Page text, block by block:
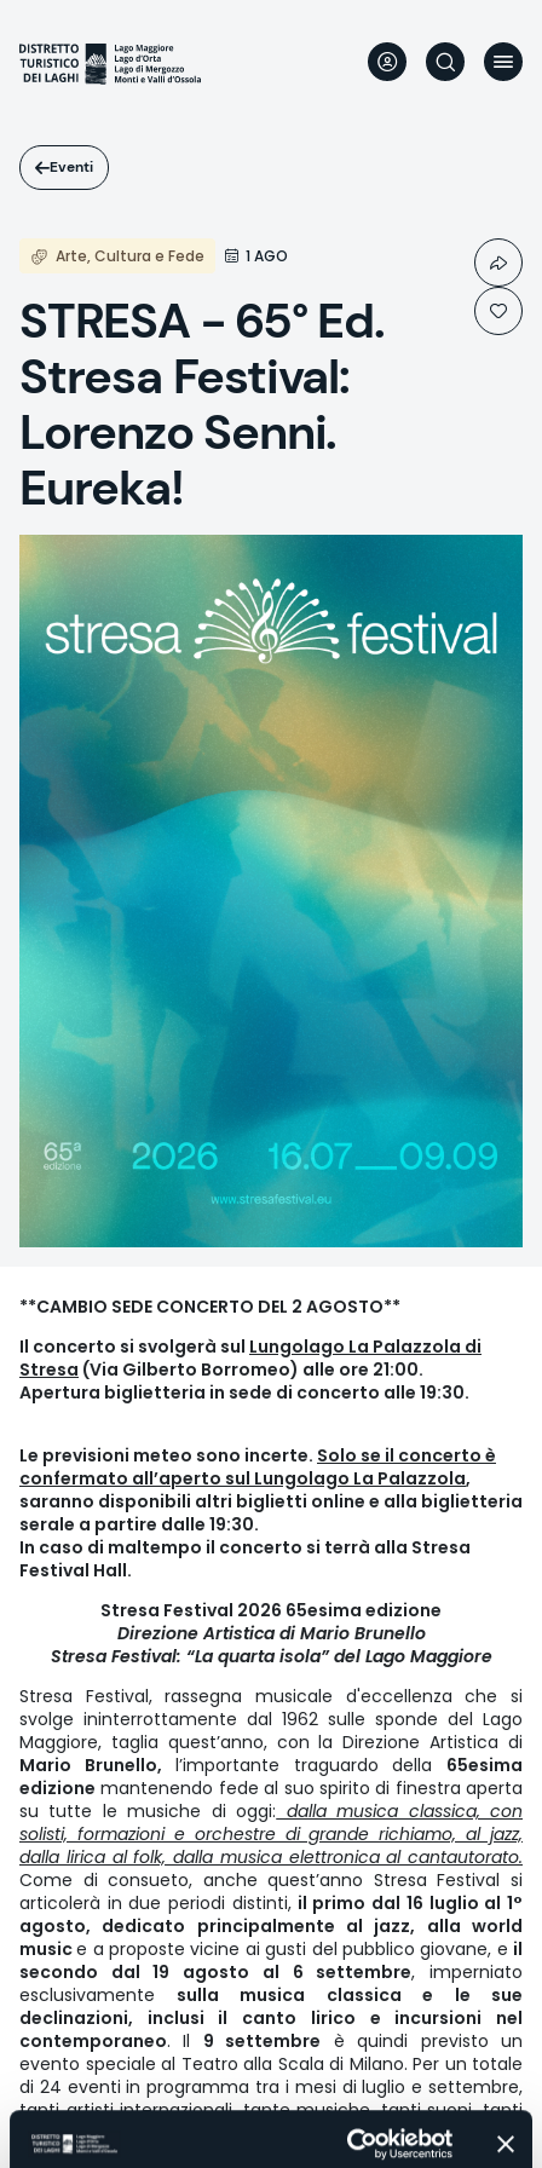
contenuto
principale
Eventi
Arte, Cultura e Fede 1 AGO
STRESA - 65° Ed.
Stresa Festival:
Lorenzo Senni.
Eureka!
**CAMBIO SEDE CONCERTO DEL 2 AGOSTO**
Il concerto si svolgerà sul Lungolago La Palazzola di
Stresa (Via Gilberto Borromeo) alle ore 21:00.
Apertura biglietteria in sede di concerto alle 19:30.
Le previsioni meteo sono incerte. Solo se il concerto è
confermato all’aperto sul Lungolago La Palazzola,
saranno disponibili altri biglietti online e alla biglietteria
serale a partire dalle 19:30.
In caso di maltempo il concerto si terrà alla Stresa
Festival Hall.
Stresa Festival 2026 65esima edizione
Direzione Artistica di Mario Brunello
Stresa Festival: “La quarta isola” del Lago Maggiore
Stresa Festival, rassegna musicale d'eccellenza che si
svolge ininterrottamente dal 1962 sulle sponde del Lago
Maggiore, taglia quest’anno, con la Direzione Artistica di
Mario Brunello, l’importante traguardo della 65esima
edizione mantenendo fede al suo spirito di finestra aperta
su tutte le musiche di oggi: dalla musica classica, con
solisti, formazioni e orchestre di grande richiamo, al jazz,
dalla lirica al folk, dalla musica elettronica al cantautorato.
Come di consueto, anche quest’anno Stresa Festival si
articolerà in due periodi distinti,il primo dal 16 luglio al 1°
agosto, dedicato principalmente al jazz, alla world
musice a proposte vicine ai gusti del pubblico giovane, e il
secondo dal 19 agosto al 6 settembre, imperniato
esclusivamente sulla musica classica e le sue
declinazioni, inclusi il canto lirico e incursioni nel
contemporaneo. Il 9 settembre è quindi previsto un
evento speciale al Teatro alla Scala di Milano. Per un totale
di 24 eventi in programma tra i mesi di luglio e settembre,
tanti artisti internazionali, tante musiche, tanti suoni, tanti
colori, tante sfumature.